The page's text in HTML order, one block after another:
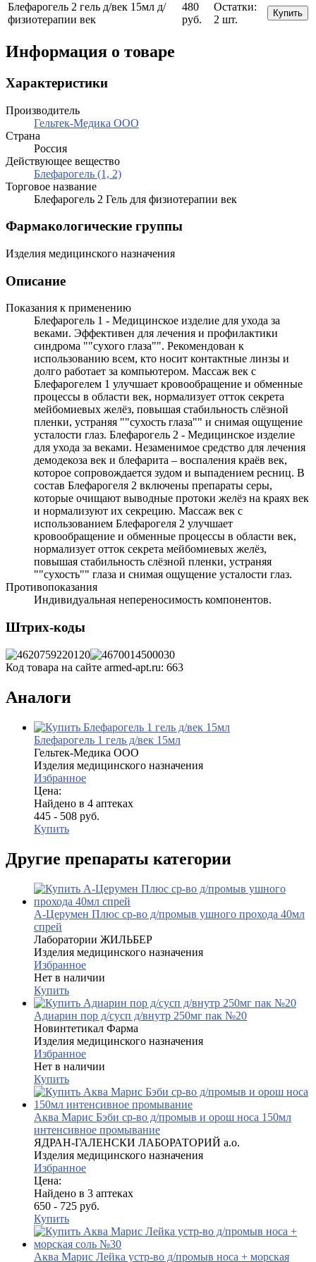
Блефарогель 2 гель д/век 15мл д/
физиотерапии век
480
руб.
Остатки:
2 шт.
Купить
Информация о товаре
Характеристики
Производитель
Гельтек-Медика ООО
Страна
Россия
Действующее вещество
Блефарогель (1, 2)
Торговое название
Блефарогель 2 Гель для физиотерапии век
Фармакологические группы
Изделия медицинского назначения
Описание
Показания к применению
Блефарогель 1 - Медицинское изделие для ухода за
веками. Эффективен для лечения и профилактики
синдрома ""сухого глаза"". Рекомендован к
использованию всем, кто носит контактные линзы и
долго работает за компьютером. Массаж век с
Блефарогелем 1 улучшает кровообращение и обменные
процессы в области век, нормализует отток секрета
мейбомиевых желёз, повышая стабильность слёзной
пленки, устраняя ""сухость глаза"" и снимая ощущение
усталости глаз. Блефарогель 2 - Медицинское изделие
для ухода за веками. Незаменимое средство для лечения
демодекоза век и блефарита – воспаления краёв век,
которое сопровождается зудом и выпадением ресниц. В
состав Блефарогеля 2 включены препараты серы,
которые очищают выводные протоки желёз на краях век
и нормализуют их секрецию. Массаж век с
использованием Блефарогеля 2 улучшает
кровообращение и обменные процессы в области век,
нормализует отток секрета мейбомиевых желёз,
повышая стабильность слёзной пленки, устраняя
""сухость"" глаза и снимая ощущение усталости глаз.
Противопоказания
Индивидуальная непереносимость компонентов.
Штрих-коды
Код товара на сайте armed-apt.ru: 663
Аналоги
Блефарогель 1 гель д/век 15мл
Гельтек-Медика ООО
Изделия медицинского назначения
Избранное
Цена:
Найдено в 4 аптеках
445 - 508 руб.
Купить
Другие препараты категории
А-Церумен Плюс ср-во д/промыв ушного прохода 40мл
спрей
Лаборатории ЖИЛЬБЕР
Изделия медицинского назначения
Избранное
Нет в наличии
Купить
Адиарин пор д/сусп д/внутр 250мг пак №20
Новинтетикал Фарма
Изделия медицинского назначения
Избранное
Нет в наличии
Купить
Аква Марис Бэби ср-во д/промыв и орош носа 150мл
интенсивное промывание
ЯДРАН-ГАЛЕНСКИ ЛАБОРАТОРИЙ а.о.
Изделия медицинского назначения
Избранное
Цена:
Найдено в 3 аптеках
650 - 725 руб.
Купить
Аква Марис Лейка устр-во д/промыв носа + морская